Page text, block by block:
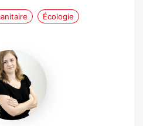
Écologie
Charlotte
Soulary